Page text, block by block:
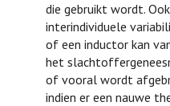
die gebruikt wordt.
interindividuele
of een inductor kan
het
of vooral wordt
indien er een nauwe